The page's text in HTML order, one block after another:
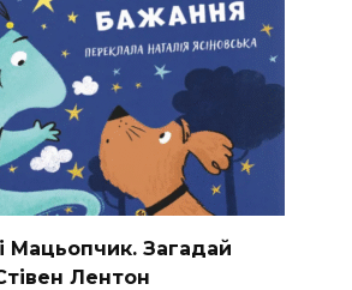
Мацьопчик. Загадай
Лентон